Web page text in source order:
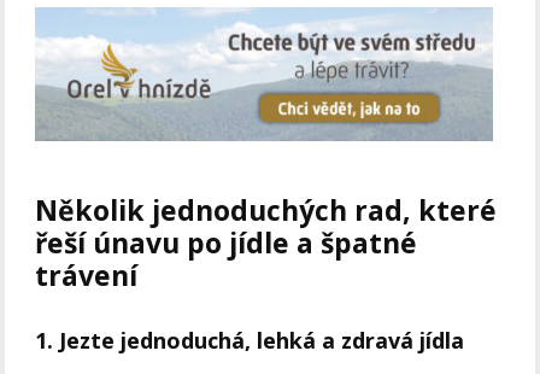
Několik jednoduchých rad, které
řeší únavu po jídle a špatné
trávení
1. Jezte jednoduchá, lehká a zdravá jídla